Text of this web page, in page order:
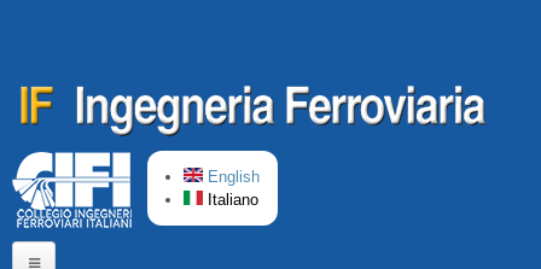
English
Italiano